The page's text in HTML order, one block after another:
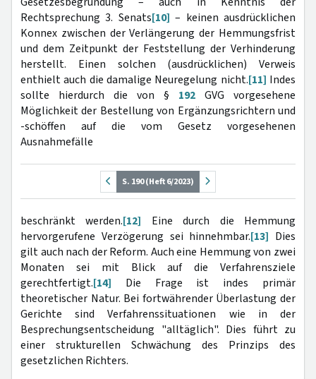
Rechtsprechung 3. Senats[10] – keinen ausdrücklichen
Konnex zwischen der Verlängerung der Hemmungsfrist
und dem Zeitpunkt der Feststellung der Verhinderung
herstellt. Einen solchen (ausdrücklichen) Verweis
enthielt auch die damalige Neuregelung nicht.[11] Indes
sollte hierdurch die von § 192 GVG vorgesehene
Möglichkeit der Bestellung von Ergänzungsrichtern und
-schöffen auf die vom Gesetz vorgesehenen
Ausnahmefälle
S. 190 (Heft 6/2023)
beschränkt werden.[12] Eine durch die Hemmung
hervorgerufene Verzögerung sei hinnehmbar.[13] Dies
gilt auch nach der Reform. Auch eine Hemmung von zwei
Monaten sei mit Blick auf die Verfahrensziele
gerechtfertigt.[14] Die Frage ist indes primär
theoretischer Natur. Bei fortwährender Überlastung der
Gerichte sind Verfahrenssituationen wie in der
Besprechungsentscheidung "alltäglich". Dies führt zu
einer strukturellen Schwächung des Prinzips des
gesetzlichen Richters.